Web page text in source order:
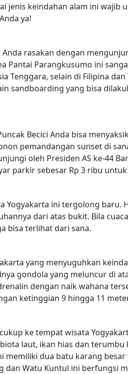
jenis keindahan alam ini wajib
ya!
rasakan dengan
Pantai Parangkusumo ini
Tenggara, selain di Filipina
sandboarding yang bisa
Becici Anda bisa
pemandangan sunset di
oleh Presiden AS ke-44
parkir sebesar Rp 3 ribu
Yogyakarta ini tergolong baru.
dari atas bukit. Bila
bisa terlihat dari sana.
yang menyuguhkan
gondola yang meluncur di
dengan naik wahana
ketinggian 9 hingga 11
ke tempat wisata
laut, ikan hias dan
memiliki dua batu karang
dan Watu Kuntul ini berfungsi